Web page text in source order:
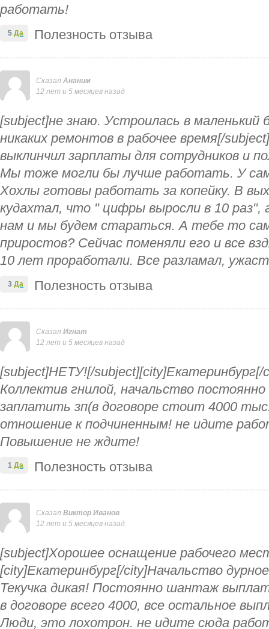
работать!
Полезность отзыва
5 Да
Сказал Ананим
12 лет и 5 месяцев назад
[subject]не знаю. Устроилась в маленький
никаких ремонтов в рабочее время[/
выклинчил зарплаты для сотрудников и
Мы тоже могли бы лучше работать. У
Хохлы готовы работать за копейку. В
кудахтал, что " цифры выросли в 10 раз",
нам и мы будем стараться. А тебе то
приростов? Сейчас поменяли его и все
10 лет проработали. Все разламал,
Полезность отзыва
3 Да
Сказал Игнат
12 лет и 5 месяцев назад
[subject]НЕТУ![/
Коллектив гнилой, начальство
заплатить зп(в договоре стоит 4000
отношение к подчиненным! не идите
Повышение не ждите!
Полезность отзыва
1 Да
Сказал Виктор Иванов
12 лет и 5 месяцев назад
[subject]Хорошее оснащение рабочего
[city]Екатеринбург[/city]Начальство
Текучка дикая! Постоянно шантаж
в договоре всего 4000, все остальное
Люди, это лохотрон. не идите сюда